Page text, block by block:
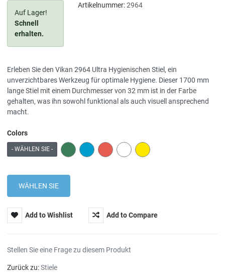
Auf Lager!
Schnell
erhalten.
Artikelnummer:2964
Erleben Sie den Vikan 2964 Ultra Hygienischen Stiel, ein
unverzichtbares Werkzeug für optimale Hygiene. Dieser 1700 mm
lange Stiel mit einem Durchmesser von 32 mm ist in der Farbe
gehalten, was ihn sowohl funktional als auch visuell ansprechend
macht.
Colors
- WÄHLEN SIE - GREEN BLUE RED WHITE YELLOW
Add to Wishlist Add to Compare
Stellen Sie eine Frage zu diesem Produkt
Zurück zu:Stiele